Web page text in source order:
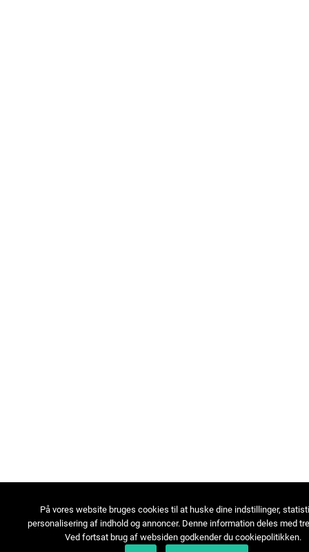
På vores website bruges cookies til at huske dine indstillinger,
personalisering af indhold og annoncer. Denne information deles med
Ved fortsat brug af websiden godkender du cookiepolitikken.